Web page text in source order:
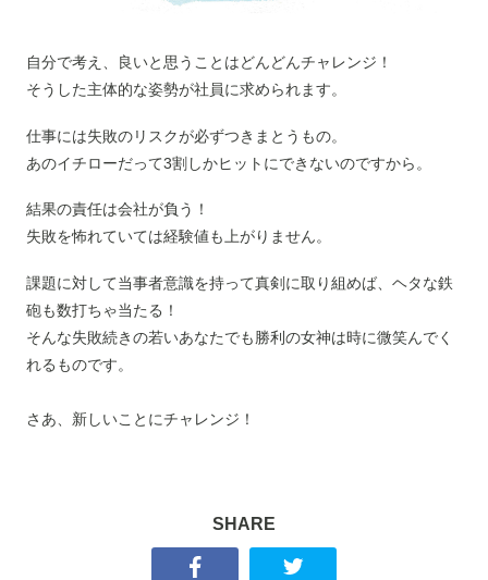
自分で考え、良いと思うことはどんどんチャレンジ！
そうした主体的な姿勢が社員に求められます。
仕事には失敗のリスクが必ずつきまとうもの。
あのイチローだって3割しかヒットにできないのですから。
結果の責任は会社が負う！
失敗を怖れていては経験値も上がりません。
課題に対して当事者意識を持って真剣に取り組めば、ヘタな鉄
砲も数打ちゃ当たる！
そんな失敗続きの若いあなたでも勝利の女神は時に微笑んでく
れるものです。
さあ、新しいことにチャレンジ！
SHARE